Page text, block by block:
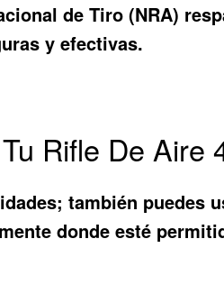
de Tiro (NRA)
y efectivas.
Rifle De Aire
también puedes
donde esté